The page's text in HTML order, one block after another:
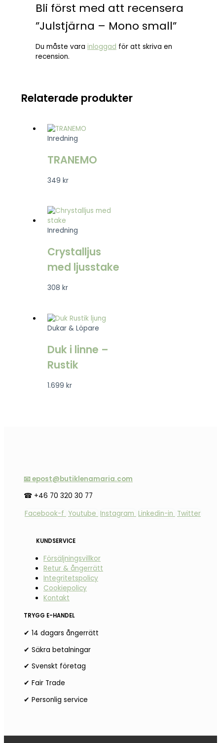
Bli först med att recensera
”Julstjärna – Mono small”
Du måste vara inloggad för att skriva en
recension.
Relaterade produkter
Inredning
TRANEMO
349kr
Inredning
Crystalljus
med ljusstake
308kr
Dukar & Löpare
Duk i linne –
Rustik
1.699kr
📧 epost@butiklenamaria.com
☎ +46 70 320 30 77
Facebook-f Youtube Instagram Linkedin-in Twitter
KUNDSERVICE
Försäljningsvillkor
Retur & ångerrätt
Integritetspolicy
Cookiepolicy
Kontakt
TRYGG E-HANDEL
✔ 14 dagars ångerrätt
✔ Säkra betalningar
✔ Svenskt företag
✔ Fair Trade
✔ Personlig service